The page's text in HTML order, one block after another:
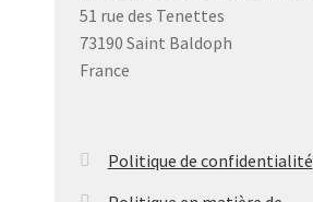
51 rue des Tenettes
73190 Saint Baldoph
France
Politique de confidentialité